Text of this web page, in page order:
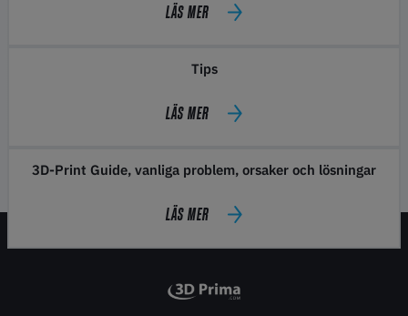
LÄS MER
Tips
LÄS MER
3D-Print Guide, vanliga problem, orsaker och lösningar
LÄS MER